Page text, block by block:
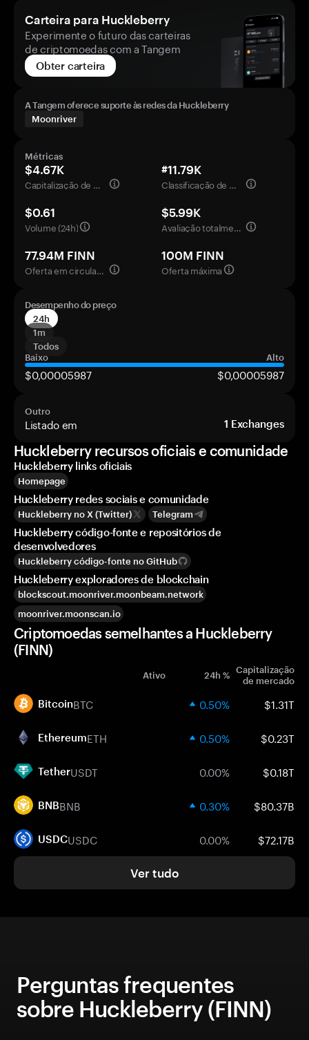
Carteira para Huckleberry
Experimente o futuro das carteiras
de criptomoedas com a Tangem
Obter carteira
A Tangem oferece suporte às redes da Huckleberry
Moonriver
Métricas
$4.67K
Capitalização de mercado
#11.79K
Classificação de mercado
$0.61
Volume (24h)
$5.99K
Avaliação totalmente diluída
77.94M FINN
Oferta em circulação
100M FINN
Oferta máxima
Desempenho do preço
24h
1m
Todos
Baixo
Alto
$0,00005987 $0,00005987
Outro
Listado em 1 Exchanges
Huckleberry recursos oficiais e comunidade
Huckleberry links oficiais
Homepage
Huckleberry redes sociais e comunidade
Huckleberry no X (Twitter) Telegram
Huckleberry código-fonte e repositórios de
desenvolvedores
Huckleberry código-fonte no GitHub
Huckleberry exploradores de blockchain
blockscout.moonriver.moonbeam.network
moonriver.moonscan.io
Criptomoedas semelhantes a Huckleberry
(FINN)
Ativo 24h % Capitalização
de mercado
BitcoinBTC 0.50% $1.31T
EthereumETH 0.50% $0.23T
TetherUSDT 0.00% $0.18T
BNBBNB 0.30% $80.37B
USDCUSDC 0.00% $72.17B
Ver tudo
Perguntas frequentes
sobre Huckleberry (FINN)